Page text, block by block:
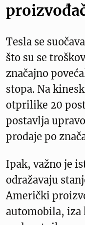
Tesla se
što su se
značajno
stopa. Na
otprilike 20
postavlja
prodaje po
Ipak, važno je
odražavaju
Američki
automobila, iza